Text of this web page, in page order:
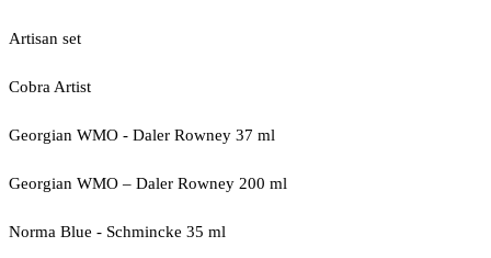
Artisan set
Cobra Artist
Georgian WMO - Daler Rowney 37 ml
Georgian WMO – Daler Rowney 200 ml
Norma Blue - Schmincke 35 ml